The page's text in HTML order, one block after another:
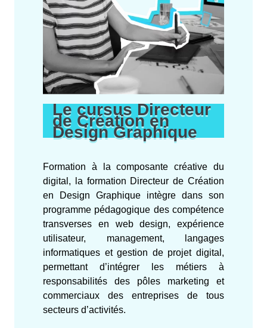
Le cursus Directeur
de Création en
Design Graphique
Formation à la composante créative du
digital, la formation Directeur de Création
en Design Graphique intègre dans son
programme pédagogique des compétence
transverses en web design, expérience
utilisateur, management, langages
informatiques et gestion de projet digital,
permettant d’intégrer les métiers à
responsabilités des pôles marketing et
commerciaux des entreprises de tous
secteurs d’activités.